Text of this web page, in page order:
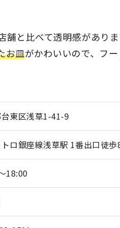
舗と比べて透明感があり
お皿がかわいいので、フ
東区浅草1-41-9
ロ銀座線浅草駅 1番出口徒歩
18:00